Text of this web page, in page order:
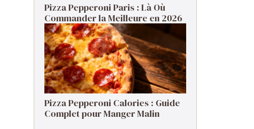
Pizza Pepperoni Paris : Là Où
Commander la Meilleure en 2026
Pizza Pepperoni Calories : Guide
Complet pour Manger Malin